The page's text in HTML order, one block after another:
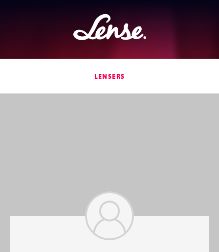
Lense
LENSERS